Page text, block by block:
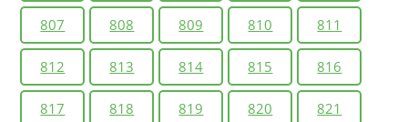
807 808 809 810 811
812 813 814 815 816
817 818 819 820 821